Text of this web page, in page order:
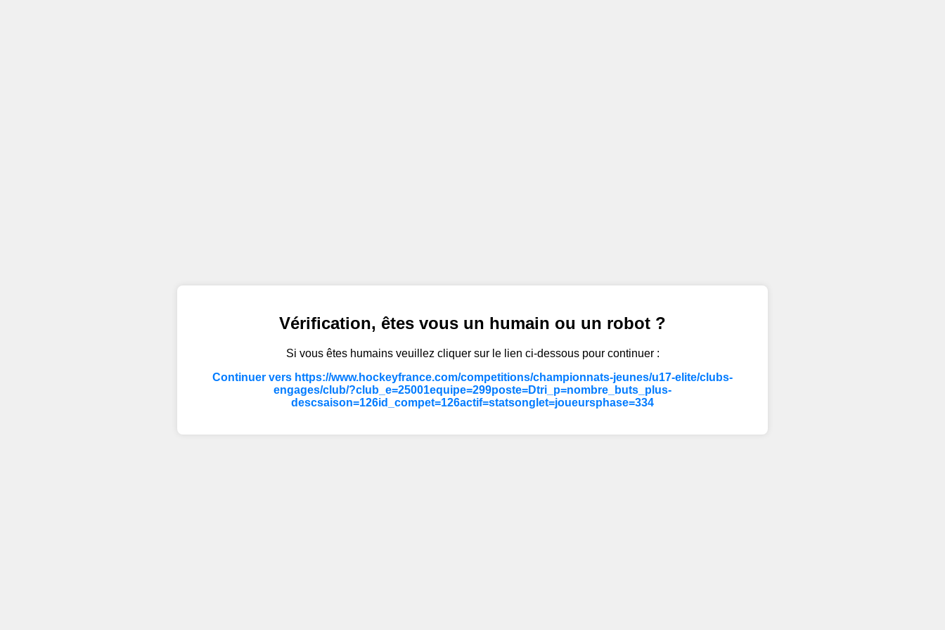
Vérification, êtes vous un humain ou un robot ?
Si vous êtes humains veuillez cliquer sur le lien ci-dessous pour continuer :
Continuer vers https://www.hockeyfrance.com/competitions/championnats-jeunes/u17-elite/clubs-
engages/club/?club_e=25001equipe=299poste=Dtri_p=nombre_buts_plus-
descsaison=126id_compet=126actif=statsonglet=joueursphase=334